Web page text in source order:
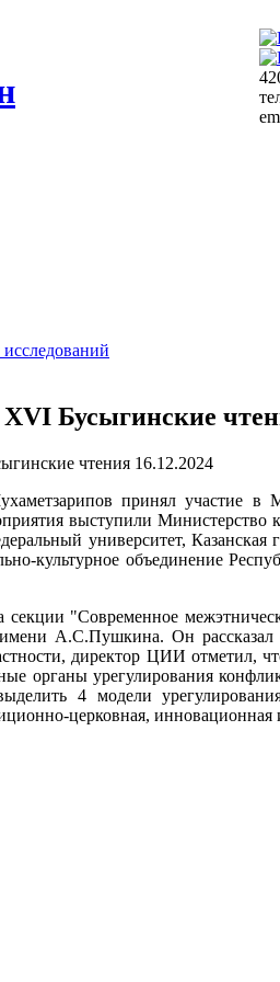
Бусыгинские
16.12.2024
принял участие в
выступили
университет, Казанская
культурное объединение
"Современное
А.С.Пушкина. Он рассказал
директор ЦИИ отметил,
органы урегулирования
4 модели
церковная, инновационная